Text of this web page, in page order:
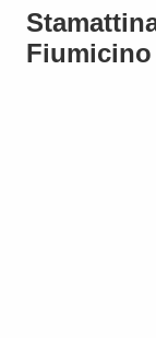
Fiumicino